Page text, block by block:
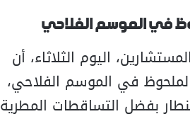
في الموسم الفلاحي
اليوم الثلاثاء، أن
في الموسم الفلاحي،
إنتاج الحبوب حوالي 90 مليون قنطار بفضل التساقطات المطرية